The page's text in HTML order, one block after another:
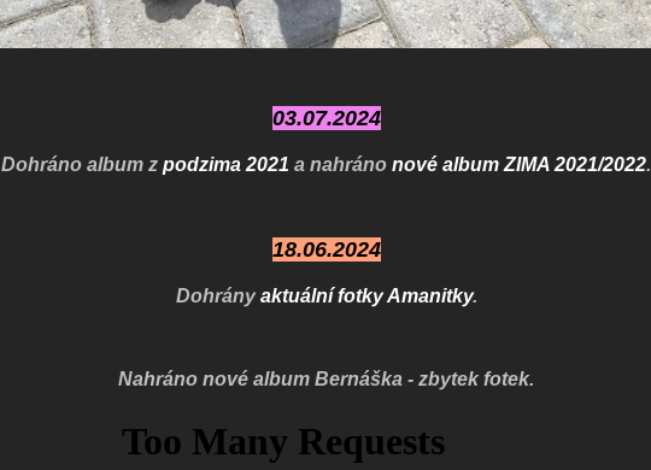
03.07.2024
Dohráno album z podzima 2021 a nahráno nové album ZIMA 2021/2022.
18.06.2024
Dohrányaktuální fotky Amanitky.
Nahráno nové album Bernáška - zbytek fotek.